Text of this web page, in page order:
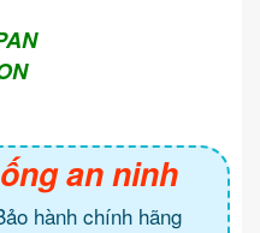
an ninh
hành chính hãng